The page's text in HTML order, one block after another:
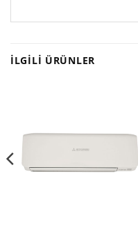
İLGILI ÜRÜNLER